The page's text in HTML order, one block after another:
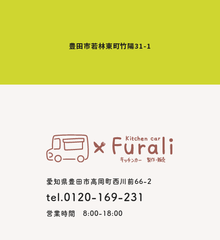
豊田市若林東町竹陽31-1
愛知県豊田市高岡町西川前66-2
tel.0120-169-231
営業時間 8:00-18:00